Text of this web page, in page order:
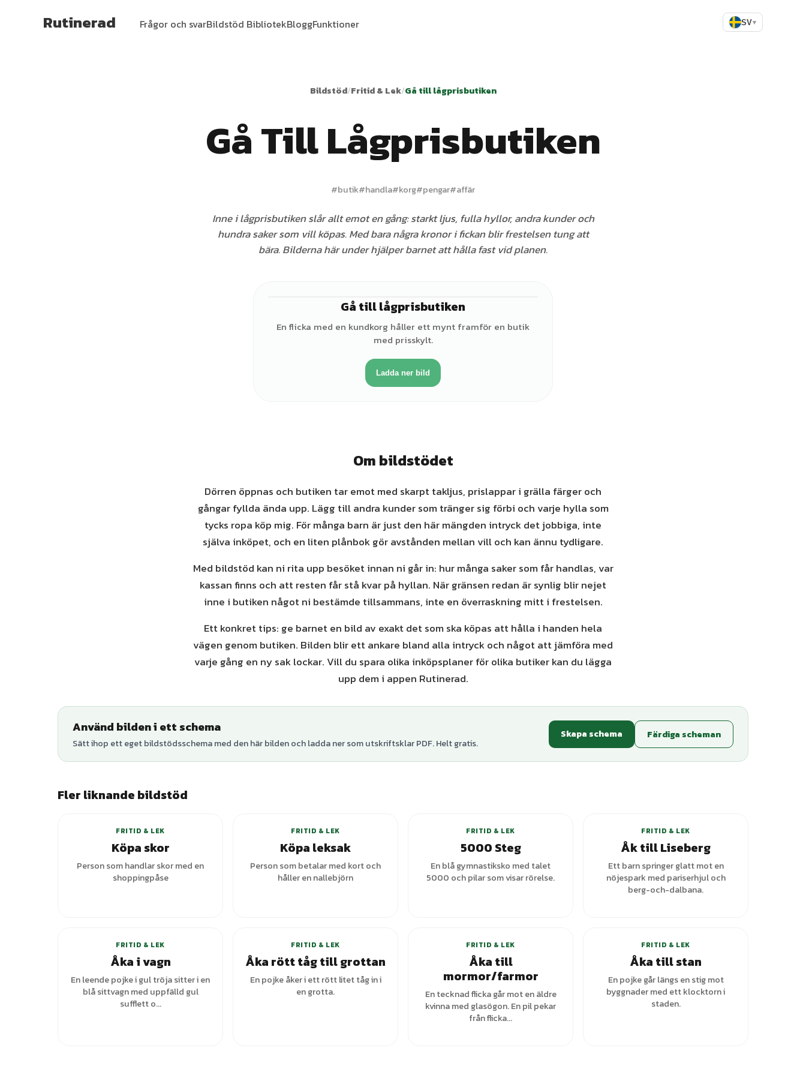
Rutinerad Frågor och svarBildstöd BibliotekBloggFunktioner SV▾
Bildstöd/Fritid & Lek/Gå till lågprisbutiken
Gå Till Lågprisbutiken
#butik#handla#korg#pengar#affär
Inne i lågprisbutiken slår allt emot en gång: starkt ljus, fulla hyllor, andra kunder och
hundra saker som vill köpas. Med bara några kronor i fickan blir frestelsen tung att
bära. Bilderna här under hjälper barnet att hålla fast vid planen.
Gå till lågprisbutiken
En flicka med en kundkorg håller ett mynt framför en butik
med prisskylt.
Ladda ner bild
Om bildstödet
Dörren öppnas och butiken tar emot med skarpt takljus, prislappar i grälla färger och
gångar fyllda ända upp. Lägg till andra kunder som tränger sig förbi och varje hylla som
tycks ropa köp mig. För många barn är just den här mängden intryck det jobbiga, inte
själva inköpet, och en liten plånbok gör avstånden mellan vill och kan ännu tydligare.
Med bildstöd kan ni rita upp besöket innan ni går in: hur många saker som får handlas, var
kassan finns och att resten får stå kvar på hyllan. När gränsen redan är synlig blir nejet
inne i butiken något ni bestämde tillsammans, inte en överraskning mitt i frestelsen.
Ett konkret tips: ge barnet en bild av exakt det som ska köpas att hålla i handen hela
vägen genom butiken. Bilden blir ett ankare bland alla intryck och något att jämföra med
varje gång en ny sak lockar. Vill du spara olika inköpsplaner för olika butiker kan du lägga
upp dem i appen Rutinerad.
Använd bilden i ett schema
Sätt ihop ett eget bildstödsschema med den här bilden och ladda ner som utskriftsklar PDF. Helt gratis.
Skapa schema Färdiga scheman
Fler liknande bildstöd
FRITID & LEK
Köpa skor
Person som handlar skor med en
shoppingpåse
FRITID & LEK
Köpa leksak
Person som betalar med kort och
håller en nallebjörn
FRITID & LEK
5000 Steg
En blå gymnastiksko med talet
5000 och pilar som visar rörelse.
FRITID & LEK
Åk till Liseberg
Ett barn springer glatt mot en
nöjespark med pariserhjul och
berg-och-dalbana.
FRITID & LEK
Åka i vagn
En leende pojke i gul tröja sitter i en
blå sittvagn med uppfälld gul
sufflett o...
FRITID & LEK
Åka rött tåg till grottan
En pojke åker i ett rött litet tåg in i
en grotta.
FRITID & LEK
Åka till
mormor/farmor
En tecknad flicka går mot en äldre
kvinna med glasögon. En pil pekar
från flicka...
FRITID & LEK
Åka till stan
En pojke går längs en stig mot
byggnader med ett klocktorn i
staden.